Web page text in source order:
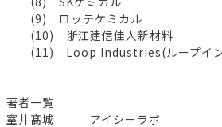
(9) ロッテケミカル
(10) 浙江建信佳人新材料
(11) Loop Industries(ループイン
著者一覧
室井髙城 アイシーラボ